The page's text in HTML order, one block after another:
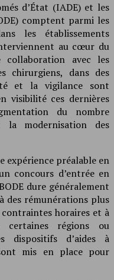
d’État (IADE) et les
comptent parmi les
les établissements
au cœur du
avec les
chirurgiens, dans des
et la vigilance sont
visibilité ces dernières
du nombre
la modernisation des
expérience préalable en
concours d’entrée en
dure généralement
des rémunérations plus
contraintes horaires et à
régions ou
dispositifs d’aides à
mis en place pour